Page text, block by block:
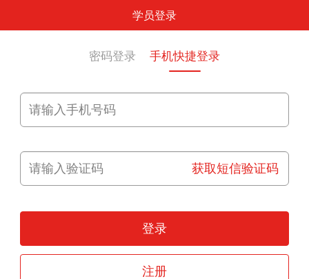
学员登录
密码登录 手机快捷登录
获取短信验证码
登录
注册